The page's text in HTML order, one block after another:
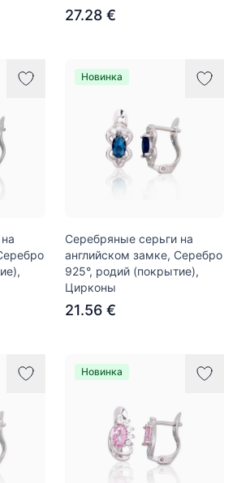
27.28 €
Новинка
Серебряные серьги на
английском замке, Серебро
925°, родий (покрытие),
Цирконы
21.56 €
Новинка